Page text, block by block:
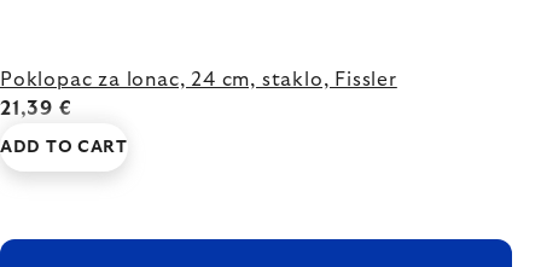
Poklopac za lonac, 24 cm, staklo, Fissler
21,39 €
ADD TO CART
FOOTER